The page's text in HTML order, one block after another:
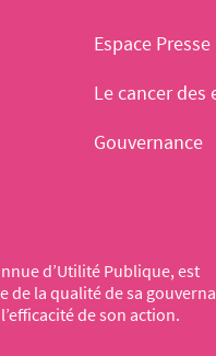
d’Utilité Publique, est
de la qualité de sa
de son action.
Espace Presse
Le cancer des
Gouvernance